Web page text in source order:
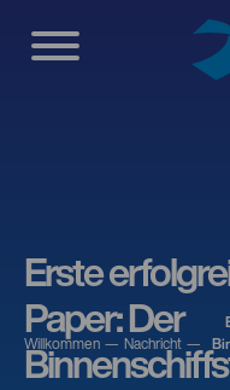
Willkommen Nachricht
Erste
Paper: Der